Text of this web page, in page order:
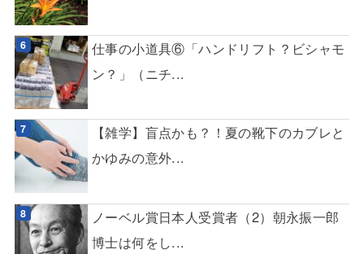
仕事の小道具⑥「ハンドリフト？ビシャモ
ン？」（ニチ...
【雑学】盲点かも？！夏の靴下のカブレと
かゆみの意外...
ノーベル賞日本人受賞者（2）朝永振一郎
博士は何をし...